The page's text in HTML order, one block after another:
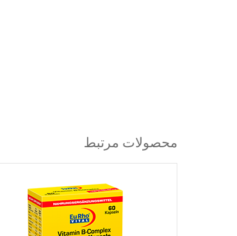
محصولات مرتبط